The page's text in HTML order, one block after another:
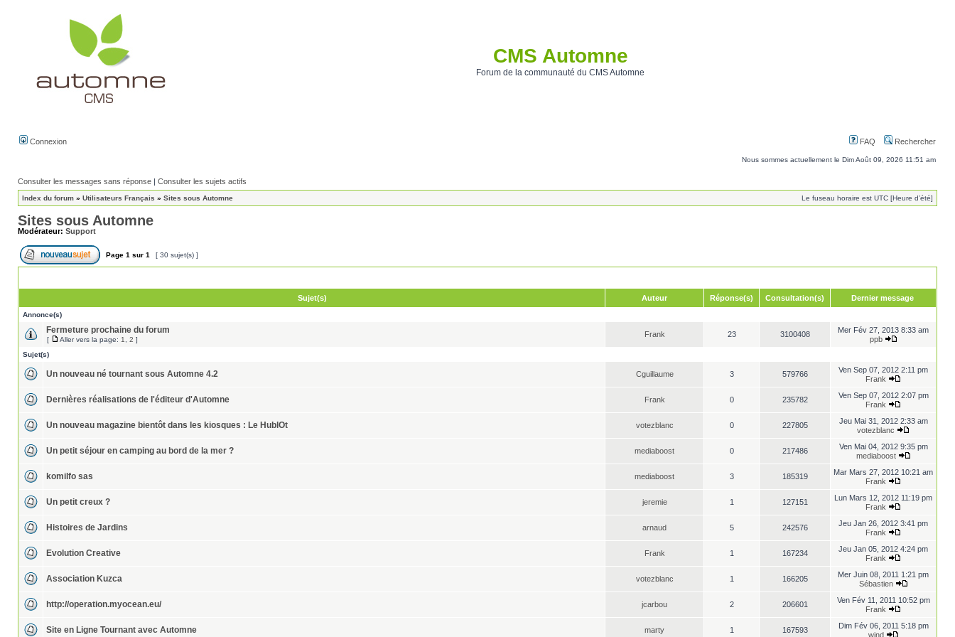
CMS Automne
Forum de la communauté du CMS Automne
Connexion FAQ Rechercher
Nous sommes actuellement le Dim Août 09, 2026 11:51 am
Consulter les messages sans réponse | Consulter les sujets actifs
Index du forum » Utilisateurs Français » Sites sous Automne Le fuseau horaire est UTC [Heure d’été]
Sites sous Automne
Modérateur: Support
Page 1 sur 1 [ 30 sujet(s) ]
Sujet(s) Auteur Réponse(s) Consultation(s) Dernier message
Annonce(s)
Fermeture prochaine du forum
[ Aller vers la page: 1 2 ]
Frank 23 3100408
Mer Fév 27, 2013 8:33 am
ppb
Sujet(s)
Un nouveau né tournant sous Automne 4.2 Cguillaume 3 579766
Ven Sep 07, 2012 2:11 pm
Frank
Dernières réalisations de l'éditeur d'Automne Frank 0 235782
Ven Sep 07, 2012 2:07 pm
Frank
Un nouveau magazine bientôt dans les kiosques : Le HublOt votezblanc 0 227805
Jeu Mai 31, 2012 2:33 am
votezblanc
Un petit séjour en camping au bord de la mer ? mediaboost 0 217486
Ven Mai 04, 2012 9:35 pm
mediaboost
komilfo sas mediaboost 3 185319
Mar Mars 27, 2012 10:21 am
Frank
Un petit creux ? jeremie 1 127151
Lun Mars 12, 2012 11:19 pm
Frank
Histoires de Jardins arnaud 5 242576
Jeu Jan 26, 2012 3:41 pm
Frank
Evolution Creative Frank 1 167234
Jeu Jan 05, 2012 4:24 pm
Frank
Association Kuzca votezblanc 1 166205
Mer Juin 08, 2011 1:21 pm
Sébastien
http://operation.myocean.eu/ jcarbou 2 206601
Ven Fév 11, 2011 10:52 pm
Frank
Site en Ligne Tournant avec Automne marty 1 167593
Dim Fév 06, 2011 5:18 pm
wind